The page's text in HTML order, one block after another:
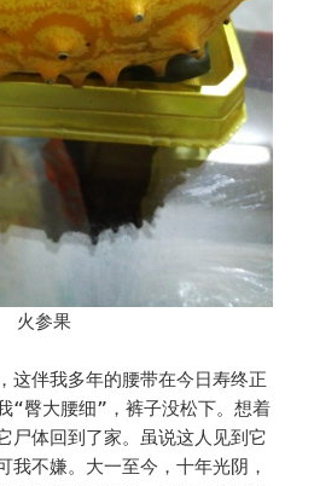
火参果
这伴我多年的腰带在今日寿终正
“臀大腰细”，裤子没松下。想着
尸体回到了家。虽说这人见到它
我不嫌。大一至今，十年光阴，